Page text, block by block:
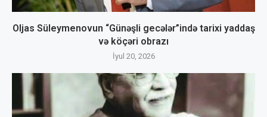
Oljas Süleymenovun “Günəşli gecələr”ində tarixi yaddaş
və köçəri obrazı
İyul 20, 2026